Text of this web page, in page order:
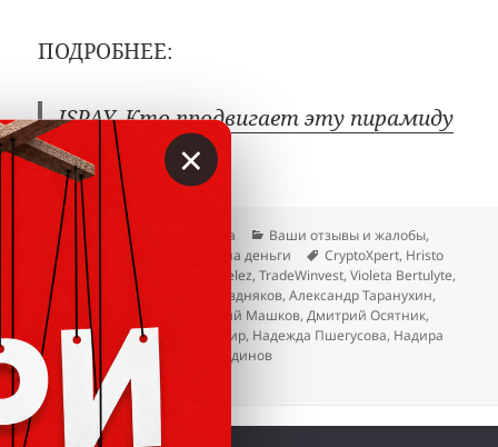
ПОДРОБНЕЕ:
ISPAY. Кто продвигает эту пирамиду
Опубликовано
21.04.2026 Гость сайта Рубрики
Ваши отзывы и жалобы,
Лохотроны
Отзывы Развод на деньги Метки
CryptoXpert, Hristo
Palichev
Ipoteki NET Marcel Velez,TradeWinvest,Violeta Bertulyte,
Virginija Andziuliene
Алекс Поздняков,Александр Таранухин,
Дмитрий Маракулин
Дмитрий Машков,Дмитрий Осятник,
Ирина Борисюк, Крипто Банкир, Надежда Пшегусова, Надира
Танабаева
,Шамиль Низаметдинов
Добавить комментарий
×